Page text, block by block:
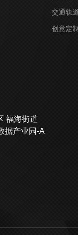
交通轨
创意定
福海街道
据产业园-A